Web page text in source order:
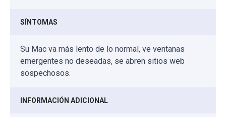
SÍNTOMAS
Su Mac va más lento de lo normal, ve ventanas
emergentes no deseadas, se abren sitios web
sospechosos.
INFORMACIÓN ADICIONAL